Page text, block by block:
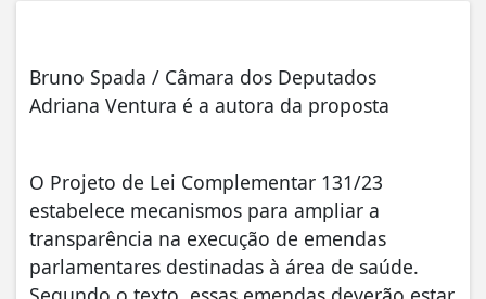
Bruno Spada / Câmara dos Deputados
Adriana Ventura é a autora da proposta
O Projeto de Lei Complementar 131/23
estabelece mecanismos para ampliar a
transparência na execução de emendas
parlamentares destinadas à área de saúde.